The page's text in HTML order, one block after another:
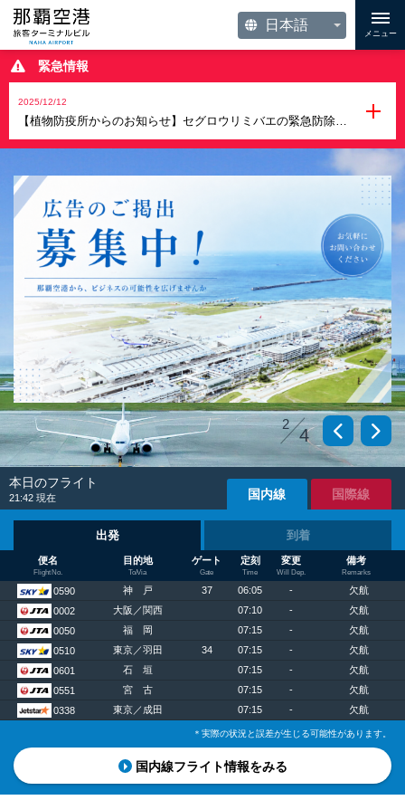
メニュー
緊急情報
2025/12/12
【植物防疫所からのお知らせ】セグロウリミバエの緊急防除に伴う植物の移動制限について（期間の延長及び対象地域の追加）
2
4
本日のフライト
21:42 現在 国内線 国際線
出発 到着
便名
Flight No.
目的地
To/Via
ゲート
Gate
定刻
Time
変更
Will Dep.
備考
Remarks
0590 神 戸 37 06:05 -
欠航
0002
大阪／関西 07:10 -
欠航
0050
福 岡 07:15 -
欠航
0510
東京／羽田 34 07:15 -
欠航
0601
石 垣 07:15 -
欠航
0551
宮 古 07:15 -
欠航
0338
東京／成田 07:15 - 欠航
＊実際の状況と誤差が生じる可能性があります。
国内線フライト情報をみる